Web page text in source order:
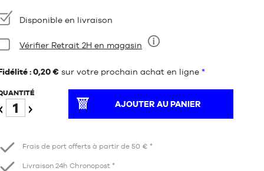
Disponible en livraison
Vérifier Retrait 2H en magasin
: 0,20 € sur votre prochain achat en ligne *
AJOUTER AU PANIER
Frais de port offerts à partir de 50 € *
Livraison 24h Chronopost *